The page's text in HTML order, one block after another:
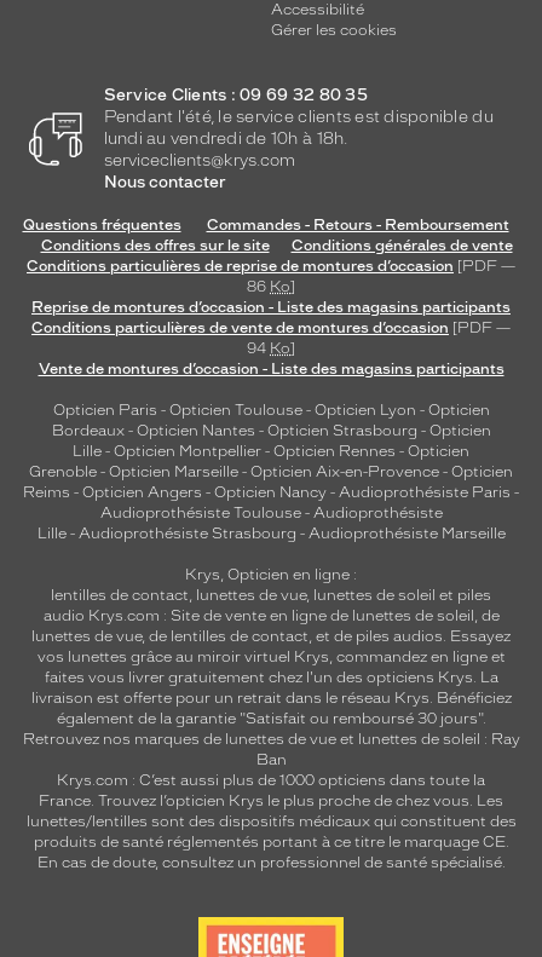
Accessibilité
Gérer les cookies
Service Clients : 09 69 32 80 35
Pendant l'été, le service clients est disponible du
lundi au vendredi de 10h à 18h.
serviceclients@krys.com
Nous contacter
Questions fréquentes
Commandes - Retours - Remboursement
Conditions des offres sur le site
Conditions générales de vente
Conditions particulières de reprise de montures d’occasion [PDF —
86 Ko]
Reprise de montures d’occasion - Liste des magasins participants
Conditions particulières de vente de montures d’occasion [PDF —
94 Ko]
Vente de montures d’occasion - Liste des magasins participants
Opticien Paris - Opticien Toulouse- Opticien Lyon - Opticien
Bordeaux- Opticien Nantes - Opticien Strasbourg - Opticien
Lille - Opticien Montpellier - Opticien Rennes - Opticien
Grenoble - Opticien Marseille - Opticien Aix-en-Provence - Opticien
Reims - Opticien Angers - Opticien Nancy - Audioprothésiste Paris -
Audioprothésiste Toulouse- Audioprothésiste
Lille- Audioprothésiste Strasbourg - Audioprothésiste Marseille
Krys, Opticien en ligne :
lentilles de contact, lunettes de vue, lunettes de soleil et piles
audio Krys.com : Site de vente en ligne de lunettes de soleil, de
lunettes de vue, de lentilles de contact, et de piles audios. Essayez
vos lunettes grâce au miroir virtuel Krys, commandez en ligne et
faites vous livrer gratuitement chez l'un des opticiens Krys. La
livraison est offerte pour un retrait dans le réseau Krys. Bénéficiez
également de la garantie "Satisfait ou remboursé 30 jours".
Retrouvez nos marques de lunettes de vue et lunettes de soleil : Ray
Ban
Krys.com : C’est aussi plus de 1000 opticiens dans toute la
France. Trouvez l’opticien Krys le plus proche de chez vous. Les
lunettes/lentilles sont des dispositifs médicaux qui constituent des
produits de santé réglementés portant à ce titre le marquage CE.
En cas de doute, consultez un professionnel de santé spécialisé.